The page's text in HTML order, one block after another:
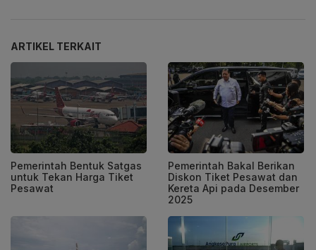
ARTIKEL TERKAIT
Pemerintah Bentuk Satgas
untuk Tekan Harga Tiket
Pesawat
Pemerintah Bakal Berikan
Diskon Tiket Pesawat dan
Kereta Api pada Desember
2025